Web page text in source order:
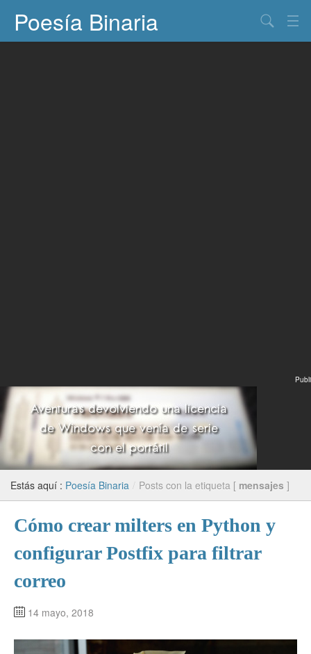
Poesía Binaria
Publi
Estás aquí : Poesía Binaria / Posts con la etiqueta [ mensajes ]
Cómo crear milters en Python y
configurar Postfix para filtrar
correo
14 mayo, 2018